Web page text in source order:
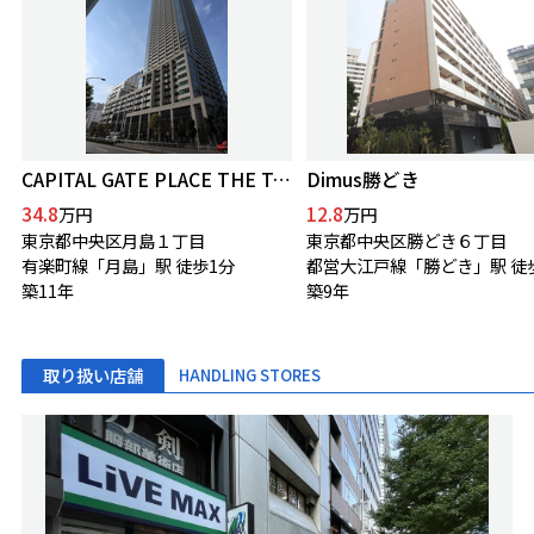
CAPITAL GATE PLACE THE TOWER
34.8万円
東京都中央区月島１丁目
有楽町線「月島」駅 徒歩1分
築11年
Dimus勝どき
12.8万円
東京都中央区勝どき６丁目
都営大江戸線「勝どき」駅 徒
築9年
取り扱い店舗 HANDLING STORES